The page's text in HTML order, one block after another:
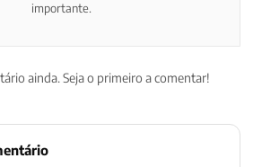
importante.
ainda. Seja o primeiro a comentar!